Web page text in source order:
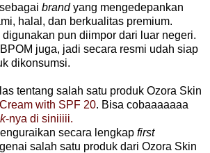
brandyang mengedepankan
halal, dan berkualitas premium.
pun diimpor dari luar negeri.
juga, jadi secara resmi udah siap
dikonsumsi.
tentang salah satu produk Ozora Skin
with SPF 20. Bisa cobaaaaaaa
-nya di siniiiii.
secara lengkap first
salah satu produk dari Ozora Skin